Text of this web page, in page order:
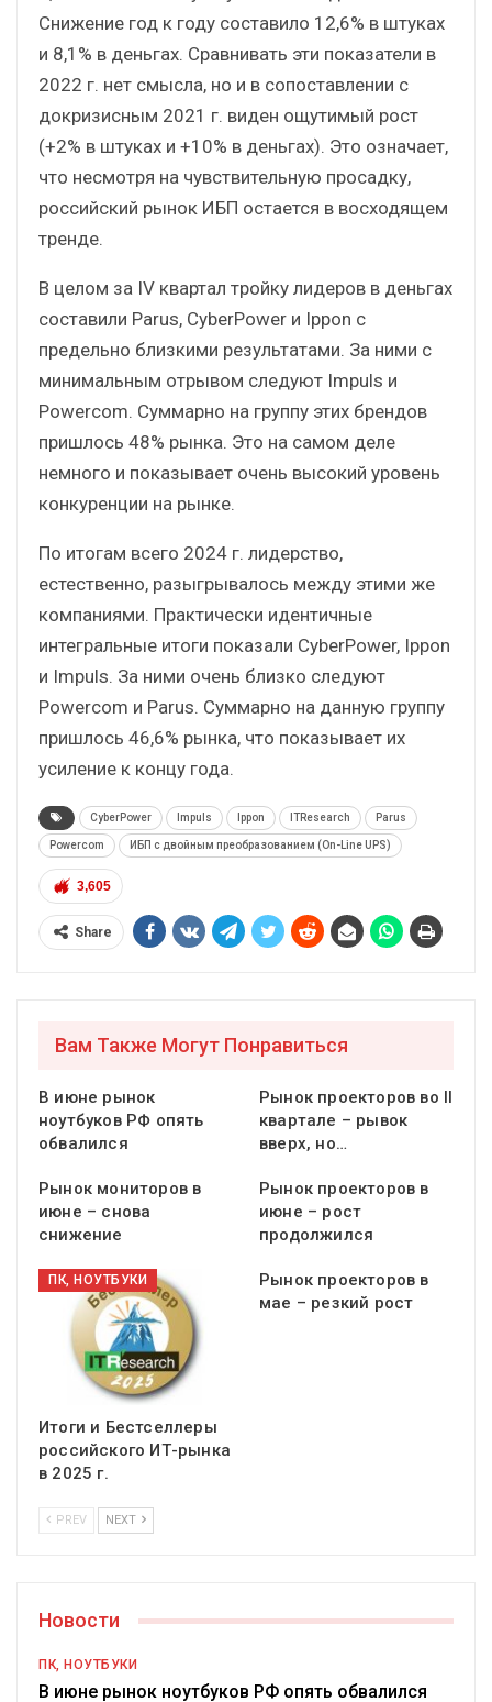
Снижение год к году составило 12,6% в штуках
и 8,1% в деньгах. Сравнивать эти показатели в
2022 г. нет смысла, но и в сопоставлении с
докризисным 2021 г. виден ощутимый рост
(+2% в штуках и +10% в деньгах). Это означает,
что несмотря на чувствительную просадку,
российский рынок ИБП остается в восходящем
тренде.
В целом за IV квартал тройку лидеров в деньгах
составили Parus, CyberPower и Ippon с
предельно близкими результатами. За ними с
минимальным отрывом следуют Impuls и
Powercom. Суммарно на группу этих брендов
пришлось 48% рынка. Это на самом деле
немного и показывает очень высокий уровень
конкуренции на рынке.
По итогам всего 2024 г. лидерство,
естественно, разыгрывалось между этими же
компаниями. Практически идентичные
интегральные итоги показали CyberPower, Ippon
и Impuls. За ними очень близко следуют
Powercom и Parus. Суммарно на данную группу
пришлось 46,6% рынка, что показывает их
усиление к концу года.
CyberPower Impuls Ippon ITResearch Parus
Powercom ИБП с двойным преобразованием (On-Line UPS)
3,605
Share
Вам Также Могут Понравиться
В июне рынок
ноутбуков РФ опять
обвалился
Рынок проекторов во II
квартале – рывок
вверх, но…
Рынок мониторов в
июне – снова
снижение
Рынок проекторов в
июне – рост
продолжился
ПК, НОУТБУКИ
Итоги и Бестселлеры
российского ИТ-рынка
в 2025 г.
Рынок проекторов в
мае – резкий рост
PREV NEXT
Новости
ПК, НОУТБУКИ
В июне рынок ноутбуков РФ опять обвалился